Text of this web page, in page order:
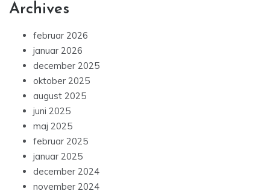
Archives
februar 2026
januar 2026
december 2025
oktober 2025
august 2025
juni 2025
maj 2025
februar 2025
januar 2025
december 2024
november 2024